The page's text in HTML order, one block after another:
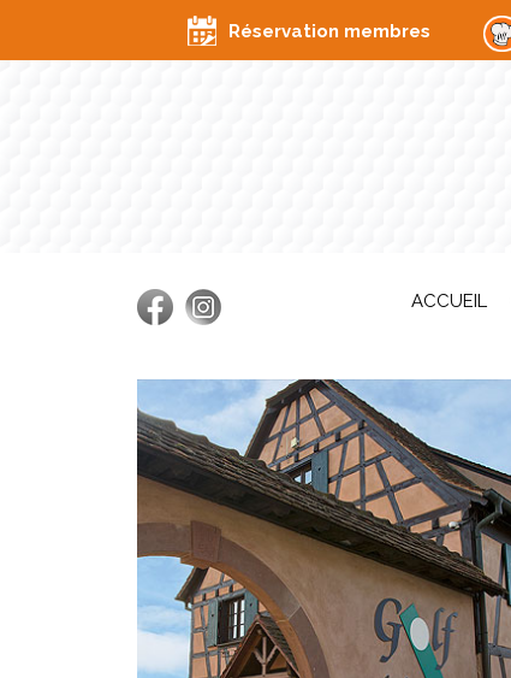
Réservation membres
ACCUEIL